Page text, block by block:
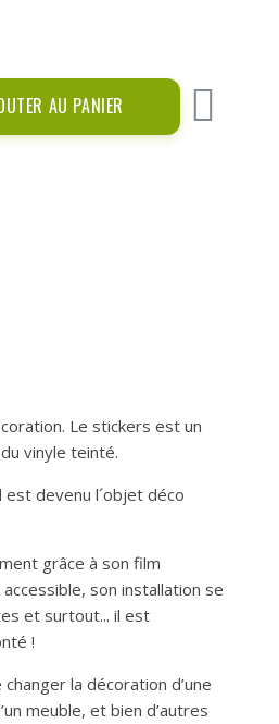
AU PANIER
Le stickers est un
vinyle teinté.
devenu l´objet déco
grâce à son film
son installation se
et surtout... il est
!
la décoration d’une
meuble, et bien d’autres